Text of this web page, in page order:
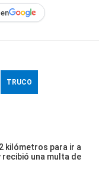
TRUCO
kilómetros para ir a
recibió una multa de